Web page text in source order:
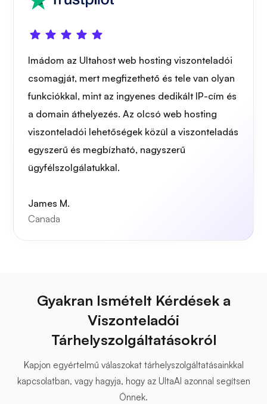
Imádom az Ultahost web hosting viszonteladói
csomagját, mert megfizethető és tele van olyan
funkciókkal, mint az ingyenes dedikált IP-cím és
a domain áthelyezés. Az olcsó web hosting
viszonteladói lehetőségek közül a viszonteladás
egyszerű és megbízható, nagyszerű
ügyfélszolgálatukkal.
James M.
Canada
Gyakran Ismételt Kérdések a
Viszonteladói
Tárhelyszolgáltatásokról
Kapjon egyértelmű válaszokat tárhelyszolgáltatásainkkal
kapcsolatban, vagy hagyja, hogy az UltaAI azonnal segítsen
Önnek.